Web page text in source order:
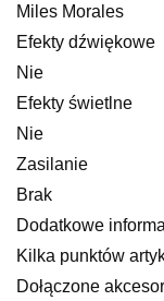
Miles Morales
Efekty dźwiękowe
Nie
Efekty świetlne
Nie
Zasilanie
Brak
Dodatkowe
Kilka punktów
Dołączone